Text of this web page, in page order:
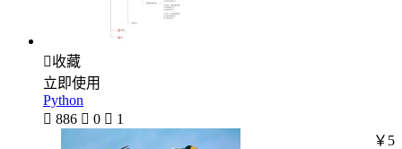
收藏
立即使用
Python
 886  0  1
￥5